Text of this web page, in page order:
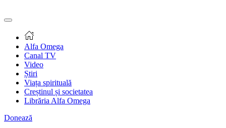
Alfa Omega
Canal TV
Video
Știri
Viața spirituală
Creștinul și societatea
Librăria Alfa Omega
Donează